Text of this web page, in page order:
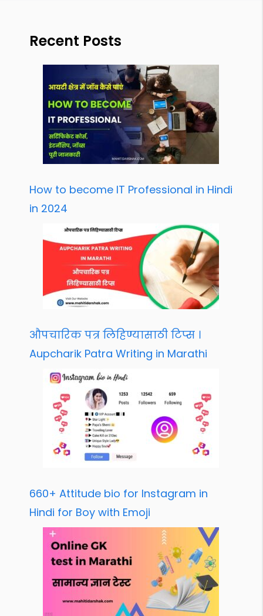
Recent Posts
How to become IT Professional in Hindi
in 2024
औपचारिक पत्र लिहिण्यासाठी टिप्स ।
Aupcharik Patra Writing in Marathi
660+ Attitude bio for Instagram in
Hindi for Boy with Emoji